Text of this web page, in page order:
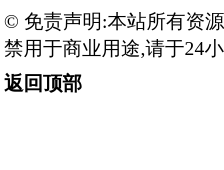
© 免责声明:本站所有资
禁用于商业用途,请于24
返回顶部